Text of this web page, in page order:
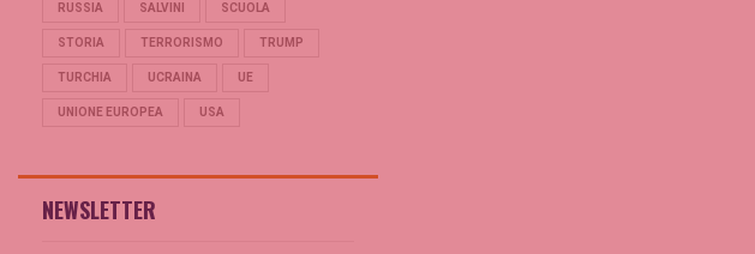
RUSSIA SALVINI SCUOLA
STORIA TERRORISMO TRUMP
TURCHIA UCRAINA UE
UNIONE EUROPEA USA
NEWSLETTER